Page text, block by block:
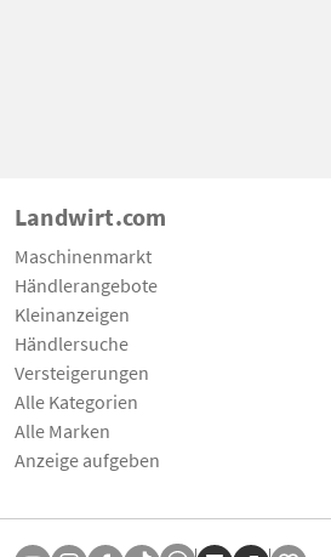
Landwirt.com
Maschinenmarkt
Händlerangebote
Kleinanzeigen
Händlersuche
Versteigerungen
Alle Kategorien
Alle Marken
Anzeige aufgeben